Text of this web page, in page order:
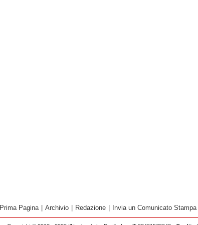
Prima Pagina Archivio Redazione Invia un Comunicato Stampa